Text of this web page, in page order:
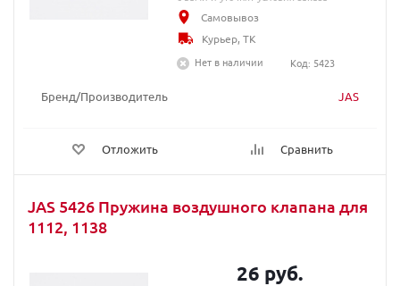
Бренд/Производитель JAS
Отложить Сравнить
Самовывоз
Курьер, ТК
Нет в наличии
Код: 5423
JAS 5426 Пружина воздушного клапана для
1112, 1138
26 руб.